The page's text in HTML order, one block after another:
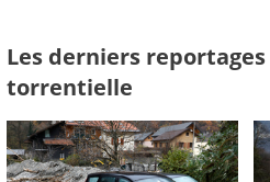
Les derniers
torrentielle